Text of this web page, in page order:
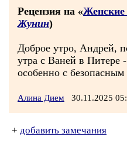
Рецензия на «Женские
Жунин)
Доброе утро, Андрей,
утра с Ваней в Питере
особенно с безопасным
Алина Дием 30.11.2025
+ добавить замечания